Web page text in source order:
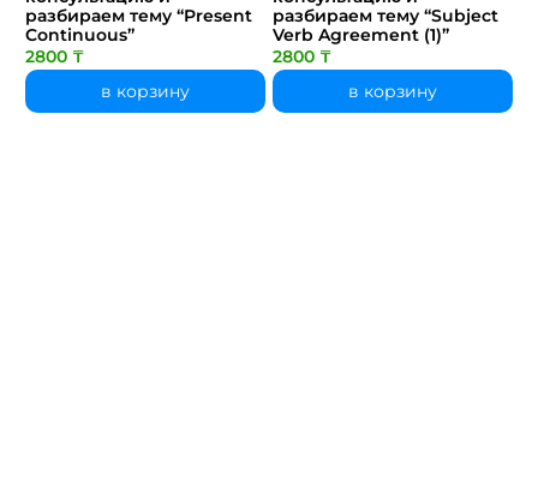
разбираем тему “Present
Continuous”
2800 ₸
в корзину
разбираем тему “Subject
Verb Agreement (1)”
2800 ₸
в корзину